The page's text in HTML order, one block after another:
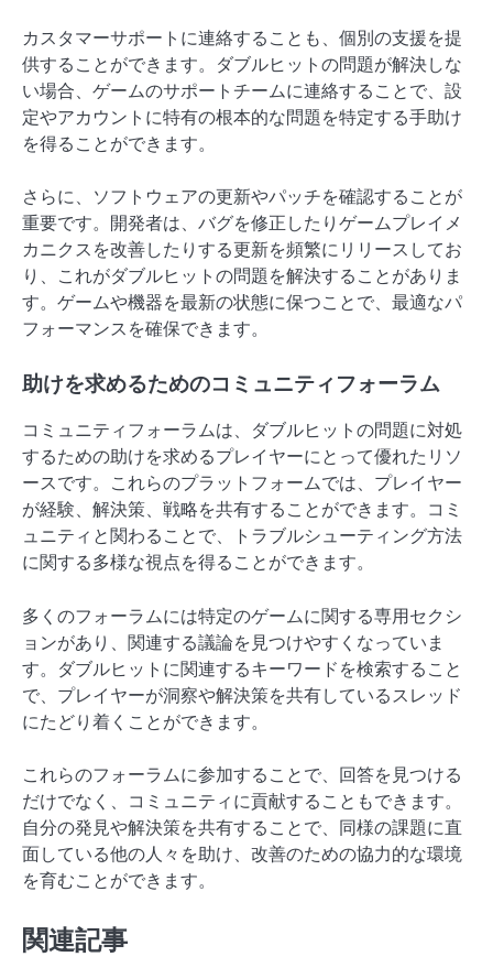
カスタマーサポートに連絡することも、個別の支援を提
供することができます。ダブルヒットの問題が解決しな
い場合、ゲームのサポートチームに連絡することで、設
定やアカウントに特有の根本的な問題を特定する手助け
を得ることができます。
さらに、ソフトウェアの更新やパッチを確認することが
重要です。開発者は、バグを修正したりゲームプレイメ
カニクスを改善したりする更新を頻繁にリリースしてお
り、これがダブルヒットの問題を解決することがありま
す。ゲームや機器を最新の状態に保つことで、最適なパ
フォーマンスを確保できます。
助けを求めるためのコミュニティフォーラム
コミュニティフォーラムは、ダブルヒットの問題に対処
するための助けを求めるプレイヤーにとって優れたリソ
ースです。これらのプラットフォームでは、プレイヤー
が経験、解決策、戦略を共有することができます。コミ
ュニティと関わることで、トラブルシューティング方法
に関する多様な視点を得ることができます。
多くのフォーラムには特定のゲームに関する専用セクシ
ョンがあり、関連する議論を見つけやすくなっていま
す。ダブルヒットに関連するキーワードを検索すること
で、プレイヤーが洞察や解決策を共有しているスレッド
にたどり着くことができます。
これらのフォーラムに参加することで、回答を見つける
だけでなく、コミュニティに貢献することもできます。
自分の発見や解決策を共有することで、同様の課題に直
面している他の人々を助け、改善のための協力的な環境
を育むことができます。
関連記事